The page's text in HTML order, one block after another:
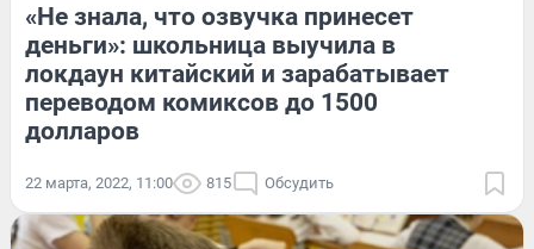
«Не знала, что озвучка принесет
деньги»: школьница выучила в
локдаун китайский и зарабатывает
переводом комиксов до 1500
долларов
22 марта, 2022, 11:00 815 Обсудить